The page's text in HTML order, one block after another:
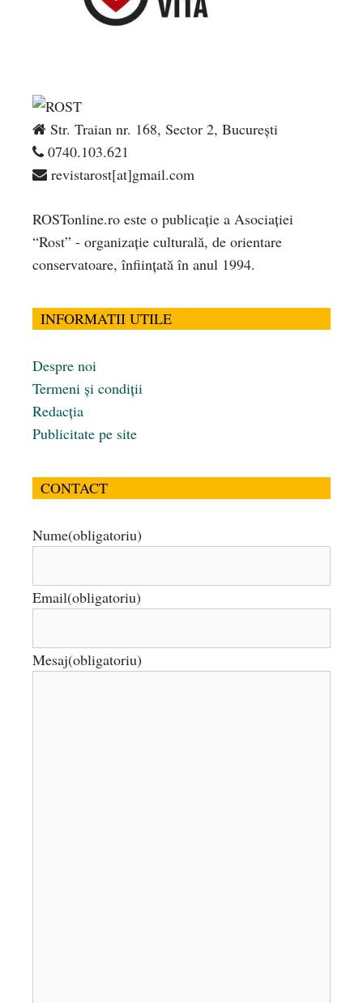
Str. Traian nr. 168, Sector 2, București
0740.103.621
revistarost[at]gmail.com
ROSTonline.ro este o publicaţie a Asociaţiei
“Rost” - organizaţie culturală, de orientare
conservatoare, înfiinţată în anul 1994.
INFORMATII UTILE
Despre noi
Termeni și condiții
Redacția
Publicitate pe site
CONTACT
Nume(obligatoriu)
Email(obligatoriu)
Mesaj(obligatoriu)